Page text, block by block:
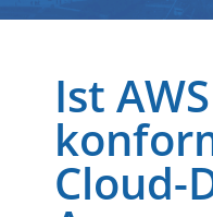
Ist
Cloud-